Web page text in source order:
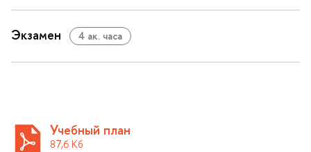
Экзамен 4 ак. часа
Учебный план
87,6 К